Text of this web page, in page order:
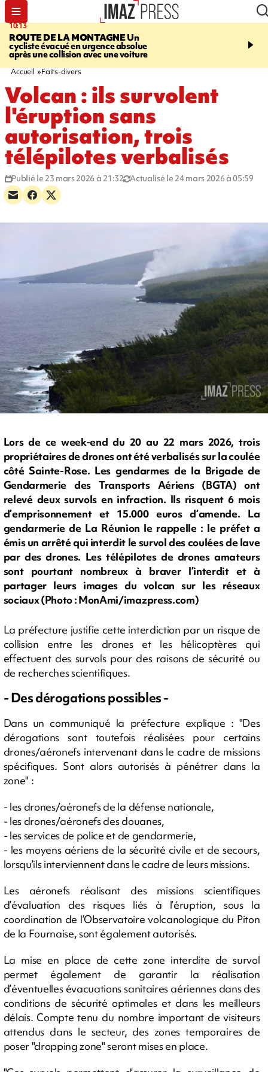
10:13
ROUTE DE LA MONTAGNEUn
cycliste évacué en urgence absolue
après une collision avec une voiture
12:23
peuvent éclater et
Accueil Faits-divers
Volcan : ils survolent
l'éruption sans
autorisation, trois
télépilotes verbalisés
Publié le 23 mars 2026 à 21:32 Actualisé le 24 mars 2026 à 05:59
Lors de ce week-end du 20 au 22 mars 2026, trois
propriétaires de drones ont été verbalisés sur la coulée
côté Sainte-Rose. Les gendarmes de la Brigade de
Gendarmerie des Transports Aériens (BGTA) ont
relevé deux survols en infraction. Ils risquent 6 mois
d’emprisonnement et 15.000 euros d’amende. La
gendarmerie de La Réunion le rappelle : le préfet a
émis un arrêté qui interdit le survol des coulées de lave
par des drones. Les télépilotes de drones amateurs
sont pourtant nombreux à braver l’interdit et à
partager leurs images du volcan sur les réseaux
sociaux (Photo : MonAmi/imazpress.com)
La préfecture justifie cette interdiction par un risque de
collision entre les drones et les hélicoptères qui
effectuent des survols pour des raisons de sécurité ou
de recherches scientifiques.
- Des dérogations possibles -
Dans un communiqué la préfecture explique : "Des
dérogations sont toutefois réalisées pour certains
drones/aéronefs intervenant dans le cadre de missions
spécifiques. Sont alors autorisés à pénétrer dans la
zone" :
- les drones/aéronefs de la défense nationale,
- les drones/aéronefs des douanes,
- les services de police et de gendarmerie,
- les moyens aériens de la sécurité civile et de secours,
lorsqu’ils interviennent dans le cadre de leurs missions.
Les aéronefs réalisant des missions scientifiques
d’évaluation des risques liés à l’éruption, sous la
coordination de l’Observatoire volcanologique du Piton
de la Fournaise, sont également autorisés.
La mise en place de cette zone interdite de survol
permet également de garantir la réalisation
d’éventuelles évacuations sanitaires aériennes dans des
conditions de sécurité optimales et dans les meilleurs
délais. Compte tenu du nombre important de visiteurs
attendus dans le secteur, des zones temporaires de
poser "dropping zone" seront mises en place.